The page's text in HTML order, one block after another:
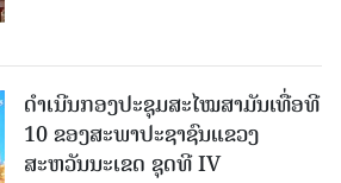
ດຳເນີນກອງປະຊຸມສະໄໝສາມັນເທື່ອທີ
10 ຂອງສະພາປະຊາຊົນແຂວງ
ສະຫວັນນະເຂດ ຊຸດທີ IV